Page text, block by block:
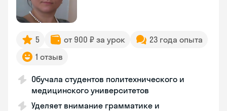
5 от 900 ₽ за урок
23 года опыта
1 отзыв
Обучала студентов политехнического и
медицинского университетов
Уделяет внимание грамматике и